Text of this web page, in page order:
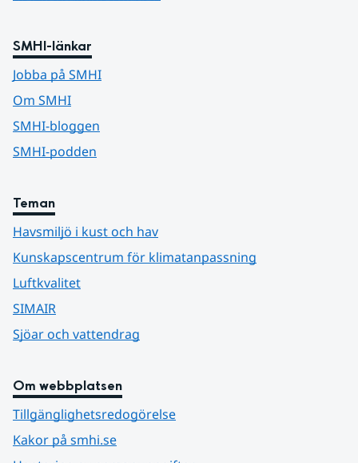
SMHI-länkar
Jobba på SMHI
Om SMHI
SMHI-bloggen
SMHI-podden
Teman
Havsmiljö i kust och hav
Kunskapscentrum för klimatanpassning
Luftkvalitet
SIMAIR
Sjöar och vattendrag
Om webbplatsen
Tillgänglighetsredogörelse
Kakor på smhi.se